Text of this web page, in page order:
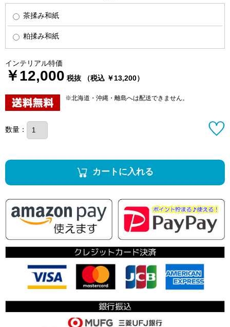
茶揉み和紙
粕揉み和紙
インテリアル特価
￥12,000 税抜 （税込 ￥13,200）
※北海道・沖縄・離島へは配送できません。
数量：
カートに入れる